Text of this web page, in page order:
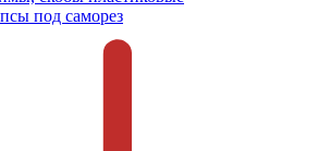
под саморез